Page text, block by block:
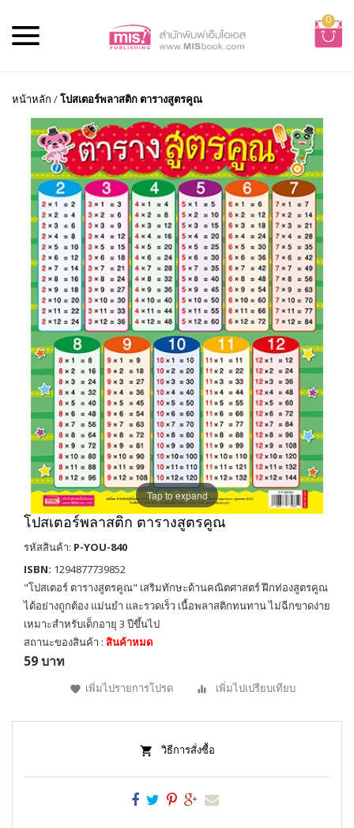
0
หน้าหลัก /โปสเตอร์พลาสติก ตารางสูตรคูณ
Tap to expand
โปสเตอร์พลาสติก ตารางสูตรคูณ
รหัสสินค้า: P-YOU-840
ISBN: 1294877739852
"โปสเตอร์ ตารางสูตรคูณ" เสริมทักษะด้านคณิตศาสตร์ ฝึกท่องสูตรคูณ
ได้อย่างถูกต้อง แม่นยำ และรวดเร็ว เนื้อพลาสติกทนทาน ไม่ฉีกขาดง่าย
เหมาะสำหรับเด็กอายุ 3 ปีขึ้นไป
สถานะของสินค้า : สินค้าหมด
59 บาท
เพิ่มไปรายการโปรด เพิ่มไปเปรียบเทียบ
วิธีการสั่งซื้อ